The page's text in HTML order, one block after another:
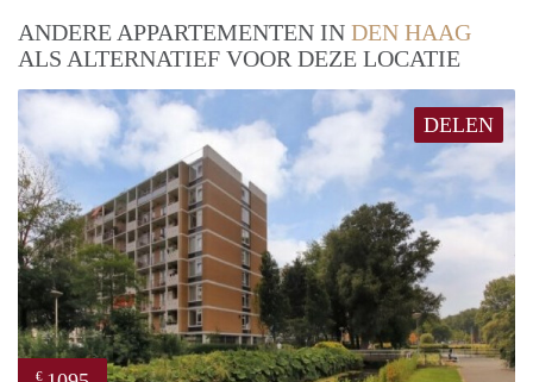
ANDERE APPARTEMENTEN IN DEN HAAG
ALS ALTERNATIEF VOOR DEZE LOCATIE
DELEN
€